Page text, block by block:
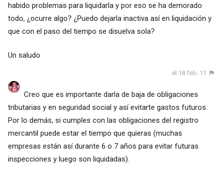
habido problemas para liquidarla y por eso se ha demorado
todo, ¿ocurre algo? ¿Puedo dejarla inactiva así en liquidación y
que con el paso del tiempo se disuelva sola?
Un saludo
el 18 feb. 11
Creo que es importante darla de baja de obligaciones
tributarias y en seguridad social y así evitarte gastos futuros.
Por lo demás, si cumples con las obligaciones del registro
mercantil puede estar el tiempo que quieras (muchas
empresas están así durante 6 o 7 años para evitar futuras
inspecciones y luego son liquidadas).